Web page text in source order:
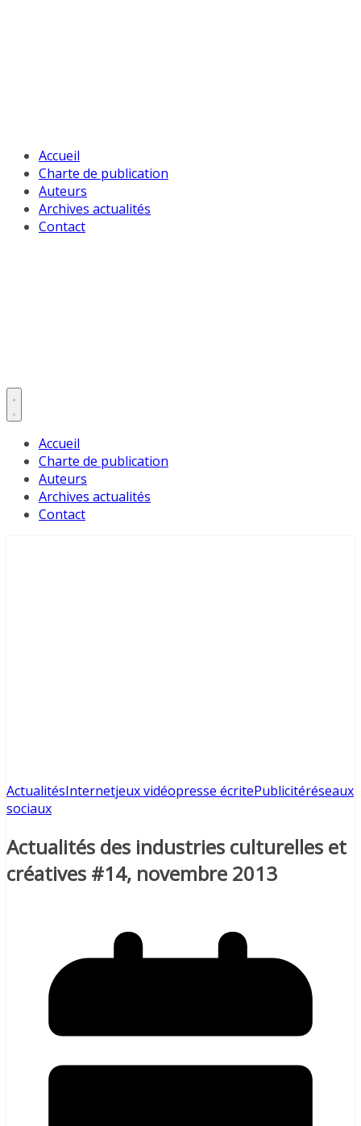
Accueil
Charte de publication
Auteurs
Archives actualités
Contact
Accueil
Charte de publication
Auteurs
Archives actualités
Contact
ActualitésInternetjeux vidéopresse écritePublicitéréseaux
sociaux
Actualités des industries culturelles et
créatives #14, novembre 2013